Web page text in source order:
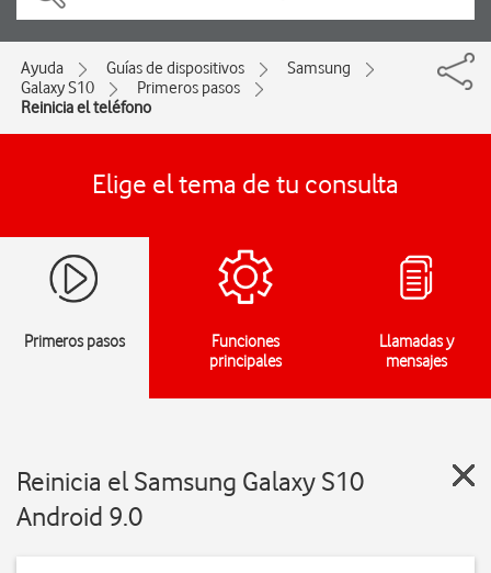
Ayuda Guías de dispositivos
Samsung
Galaxy S10
Primeros pasos
Reinicia el teléfono
Elige el tema de tu consulta
Primeros pasos
Funciones
principales
Llamadas y
mensajes
Reinicia el Samsung Galaxy S10
Android 9.0